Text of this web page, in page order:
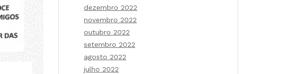
dezembro 2022
novembro 2022
outubro 2022
setembro 2022
agosto 2022
julho 2022